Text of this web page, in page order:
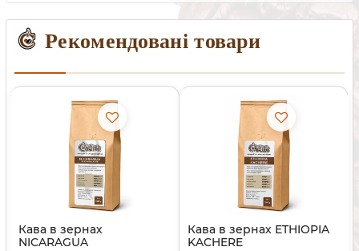
Рекомендовані товари
Кава в зернах
NICARAGUA
Кава в зернах ETHIOPIA
KACHERE